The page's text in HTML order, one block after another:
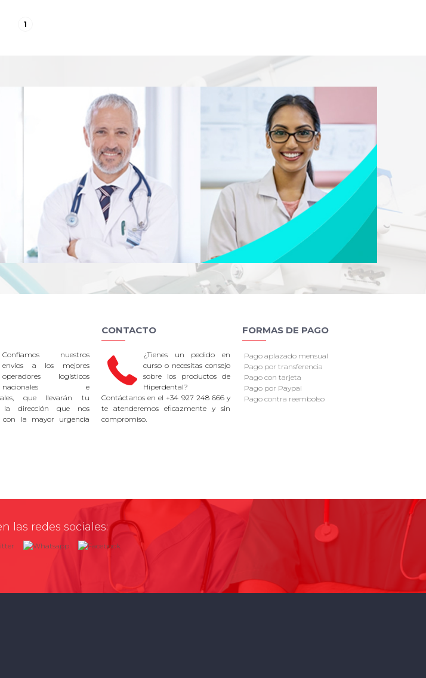
1
Confiamos nuestros
envíos a los mejores
operadores logísticos
nacionales e
que llevarán tu
dirección que nos
con la mayor urgencia
CONTACTO
¿Tienes un pedido en
curso o necesitas consejo
sobre los productos de
Hiperdental?
Contáctanos en el +34 927 248 666 y
te atenderemos eficazmente y sin
compromiso.
FORMAS DE PAGO
Pago aplazado mensual
Pago por transferencia
Pago con tarjeta
Pago por Paypal
Pago contra reembolso
las redes sociales: